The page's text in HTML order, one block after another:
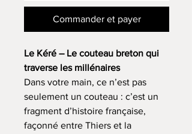
Commander et payer
Le Kéré – Le couteau breton qui
traverse les millénaires
Dans votre main, ce n’est pas
seulement un couteau : c’est un
fragment d’histoire française,
façonné entre Thiers et la